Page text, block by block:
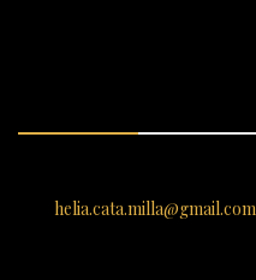
helia.cata.milla@gmail.com